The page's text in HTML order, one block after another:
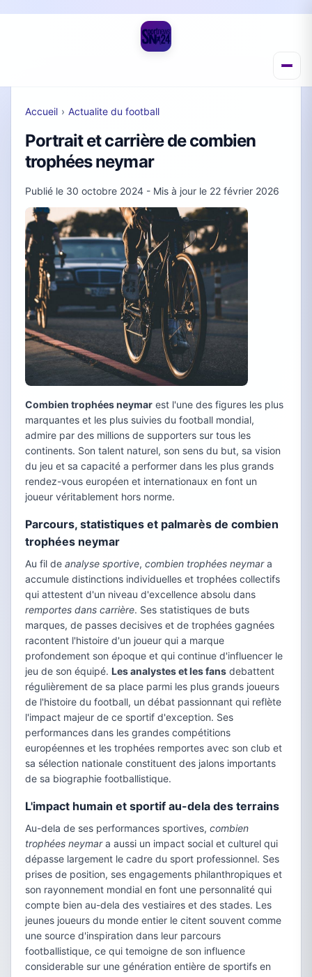
Accueil › Actualite du football
Portrait et carrière de combien
trophées neymar
Publié le 30 octobre 2024 - Mis à jour le 22 février 2026
Combien trophées neymar est l'une des figures les plus
marquantes et les plus suivies du football mondial,
admire par des millions de supporters sur tous les
continents. Son talent naturel, son sens du but, sa vision
du jeu et sa capacité a performer dans les plus grands
rendez-vous européen et internationaux en font un
joueur véritablement hors norme.
Parcours, statistiques et palmarès de combien
trophées neymar
Au fil de analyse sportive, combien trophées neymara
accumule distinctions individuelles et trophées collectifs
qui attestent d'un niveau d'excellence absolu dans
remportes dans carrière. Ses statistiques de buts
marques, de passes decisives et de trophées gagnées
racontent l'histoire d'un joueur qui a marque
profondement son époque et qui continue d'influencer le
jeu de son équipé. Les analystes et les fans debattent
régulièrement de sa place parmi les plus grands joueurs
de l'histoire du football, un débat passionnant qui reflète
l'impact majeur de ce sportif d'exception. Ses
performances dans les grandes compétitions
européennes et les trophées remportes avec son club et
sa sélection nationale constituent des jalons importants
de sa biographie footballistique.
L'impact humain et sportif au-dela des terrains
Au-dela de ses performances sportives, combien
trophées neymara aussi un impact social et culturel qui
dépasse largement le cadre du sport professionnel. Ses
prises de position, ses engagements philanthropiques et
son rayonnement mondial en font une personnalité qui
compte bien au-dela des vestiaires et des stades. Les
jeunes joueurs du monde entier le citent souvent comme
une source d'inspiration dans leur parcours
footballistique, ce qui temoigne de son influence
considerable sur une génération entière de sportifs en